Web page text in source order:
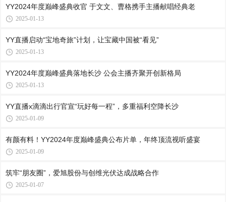
YY2024年度巅峰盛典收官 于文文、曹格携手主播献唱经典老
2025-01-13
YY直播启动“宝地奇旅”计划，让宝藏中国被“看见”
2025-01-13
YY2024年度巅峰盛典落地长沙 公会主播齐聚开创新格局
2025-01-13
YY直播x滴滴出行官宣“玩好每一程”，多重福利空降长沙
2025-01-09
有颜有料！YY2024年度巅峰盛典公布片单，年终顶流视听盛宴
2025-01-09
筑牢“朋友圈”，爱旭股份与创维光伏达成战略合作
2025-01-07